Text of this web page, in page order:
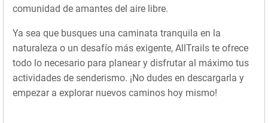
comunidad de amantes del aire libre.
Ya sea que busques una caminata tranquila en la
naturaleza o un desafío más exigente, AllTrails te ofrece
todo lo necesario para planear y disfrutar al máximo tus
actividades de senderismo. ¡No dudes en descargarla y
empezar a explorar nuevos caminos hoy mismo!